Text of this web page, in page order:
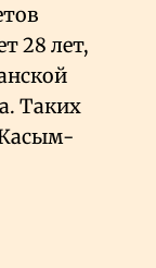
28 лет,
Таких